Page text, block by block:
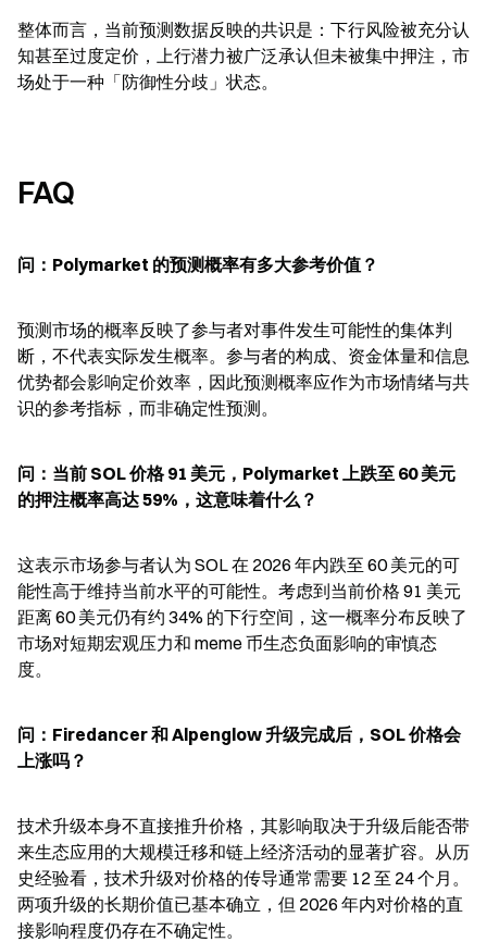
整体而言，当前预测数据反映的共识是：下行风险被充分认
知甚至过度定价，上行潜力被广泛承认但未被集中押注，市
场处于一种「防御性分歧」状态。
FAQ
问：Polymarket 的预测概率有多大参考价值？
预测市场的概率反映了参与者对事件发生可能性的集体判
断，不代表实际发生概率。参与者的构成、资金体量和信息
优势都会影响定价效率，因此预测概率应作为市场情绪与共
识的参考指标，而非确定性预测。
问：当前 SOL 价格 91 美元，Polymarket 上跌至 60 美元
的押注概率高达 59%，这意味着什么？
这表示市场参与者认为 SOL 在 2026 年内跌至 60 美元的可
能性高于维持当前水平的可能性。考虑到当前价格 91 美元
距离 60 美元仍有约 34% 的下行空间，这一概率分布反映了
市场对短期宏观压力和 meme 币生态负面影响的审慎态
度。
问：Firedancer 和 Alpenglow 升级完成后，SOL 价格会
上涨吗？
技术升级本身不直接推升价格，其影响取决于升级后能否带
来生态应用的大规模迁移和链上经济活动的显著扩容。从历
史经验看，技术升级对价格的传导通常需要 12 至 24 个月。
两项升级的长期价值已基本确立，但 2026 年内对价格的直
接影响程度仍存在不确定性。